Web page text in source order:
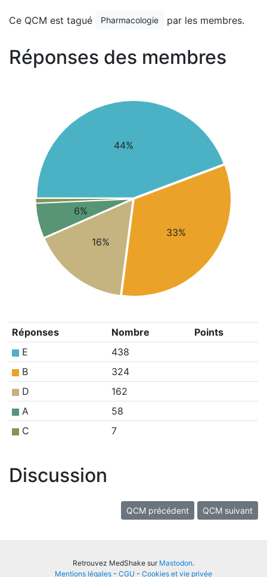
Ce QCM est tagué Pharmacologie par les membres.
Réponses des membres
44%
33%
16%
6%
Réponses Nombre
Points
E
438
B
324
D
162
A
58
C
7
Discussion
QCM précédent QCM suivant
Retrouvez MedShake sur Mastodon.
Mentions légales - CGU - Cookies et vie privée